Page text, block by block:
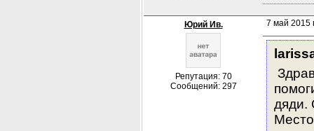
Юрий Ив.
Репутация: 70
Сообщений: 297
7 май 2015
дяди.